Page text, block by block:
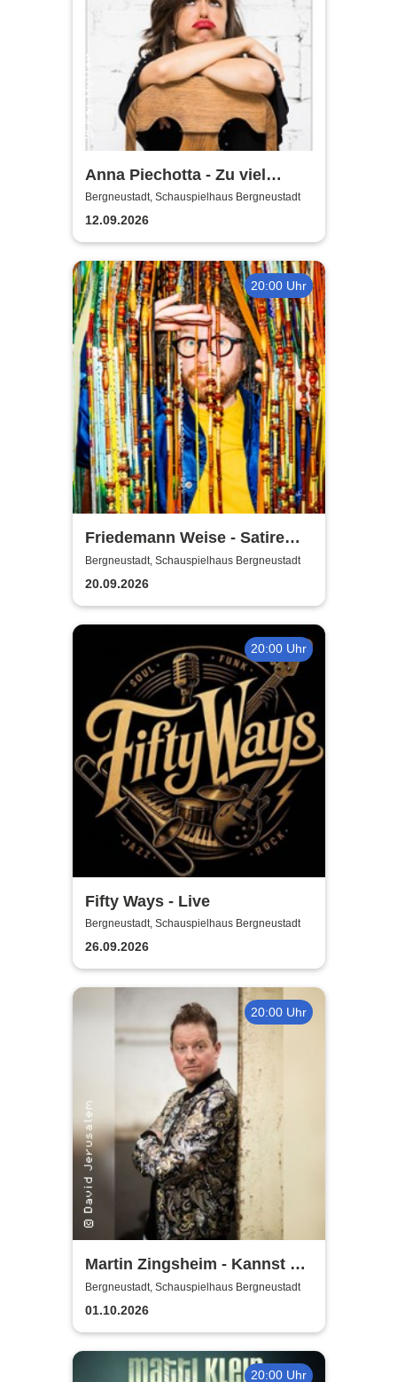
Anna Piechotta - Zu viel
Emotionen
Bergneustadt, Schauspielhaus Bergneustadt
12.09.2026
20:00 Uhr
Friedemann Weise - Satire
suchen ein Zuhause
Bergneustadt, Schauspielhaus Bergneustadt
20.09.2026
20:00 Uhr
Fifty Ways - Live
Bergneustadt, Schauspielhaus Bergneustadt
26.09.2026
20:00 Uhr
Martin Zingsheim - Kannst Du
Dir Nicht Ausdenken
Bergneustadt, Schauspielhaus Bergneustadt
01.10.2026
20:00 Uhr